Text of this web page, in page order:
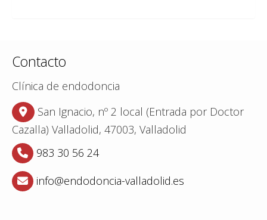
Contacto
Clínica de endodoncia
San Ignacio, nº 2 local (Entrada por Doctor
Cazalla) Valladolid, 47003, Valladolid
983 30 56 24
info
endodoncia-valladolid.es